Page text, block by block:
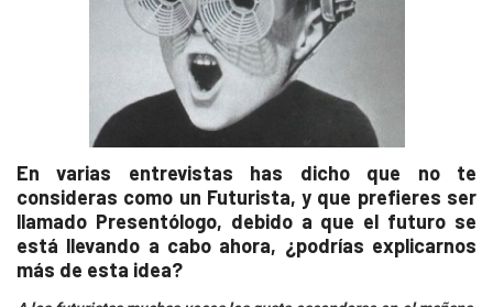
En varias entrevistas has dicho que no te
consideras como un Futurista, y que prefieres ser
llamado Presentólogo, debido a que el futuro se
está llevando a cabo ahora, ¿podrías explicarnos
más de esta idea?